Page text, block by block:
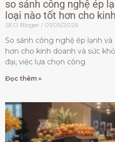
so sánh công nghệ ép
loại nào tốt hơn cho
SEO Bloger 01/05/2026
So sánh công nghệ ép lạnh
hơn cho kinh doanh và sức
đại, việc lựa chọn công
Đọc thêm »